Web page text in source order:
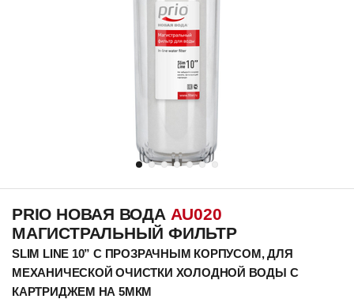
PRIO НОВАЯ ВОДА AU020
МАГИСТРАЛЬНЫЙ ФИЛЬТР
SLIM LINE 10” С ПРОЗРАЧНЫМ КОРПУСОМ, ДЛЯ
МЕХАНИЧЕСКОЙ ОЧИСТКИ ХОЛОДНОЙ ВОДЫ С
КАРТРИДЖЕМ НА 5МКМ